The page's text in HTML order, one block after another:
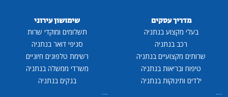
מדריך עסקים
בעלי מקצוע בנתניה
רכב בנתניה
שרותים מקצועיים בנתניה
טיפוח ובריאות בנתניה
ילדים ותינוקות בנתניה
...
שימושון עירוני
תשלומים ומוקדי שרות
סניפי דואר בנתניה
רשימת טלפונים חיוניים
משרדי ממשלה בנתניה
בנקים בנתניה
...